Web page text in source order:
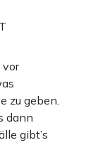
vor
zu geben.
dann
gibt’s